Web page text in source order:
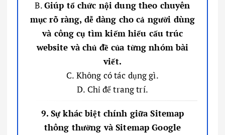
B.Giúp tổ chức nội dung theo chuyên
mục rõ ràng, dễ dàng cho cả người dùng
và công cụ tìm kiếm hiểu cấu trúc
website và chủ đề của từng nhóm bài
viết.
C. Không có tác dụng gì.
D. Chỉ để trang trí.
9. Sự khác biệt chính giữa Sitemap
thông thường và Sitemap Google